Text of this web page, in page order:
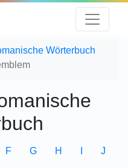
Wörterbuch
F G H J